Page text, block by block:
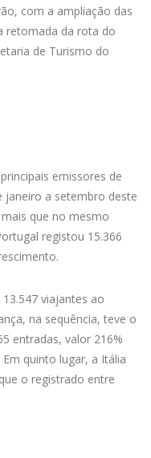
com a ampliação das
retomada da rota do
de Turismo do
emissores de
janeiro a setembro deste
que no mesmo
registou 15.366
viajantes ao
na sequência, teve o
entradas, valor 216%
quinto lugar, a Itália
o registrado entre